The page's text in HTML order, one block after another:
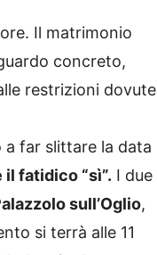
Il matrimonio
concreto,
restrizioni dovute
far slittare la data
fatidico “sì”. I due
sull’Oglio,
si terrà alle 11